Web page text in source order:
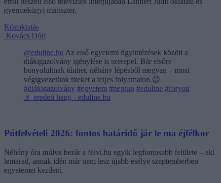
gyermekügyi miniszter.
Közoktatás
Kovács Dóri
@eduline.hu Az első egyetemi ügyintézések között a
diákigazolvány igénylése is szerepel. Bár elsőre
bonyolultnak tűnhet, néhány lépésből megvan – most
végigvezetünk titeket a teljes folyamaton.😉
#diákigazolvány #egyetem #neptun #eduline #foryou
♬ eredeti hang - eduline.hu
Pótfelvételi 2026: fontos határidő jár le ma éjfélkor
Néhány óra múlva bezár a felvi.hu egyik legfontosabb felülete – aki
lemarad, annak idén már nem lesz újabb esélye szeptemberben
egyetemet kezdeni.